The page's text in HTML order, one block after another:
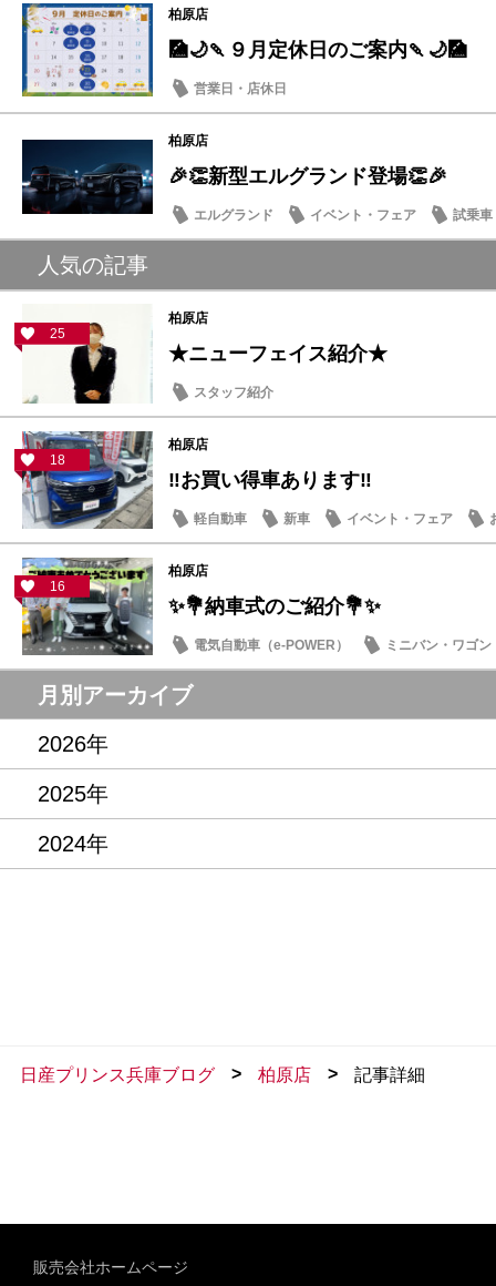
柏原店
🎑🌙🍡９月定休日のご案内🍡🌙🎑
営業日・店休日
柏原店
🎉👏新型エルグランド登場👏🎉
エルグランド イベント・フェア 試乗車
人気の記事
25
柏原店
★ニューフェイス紹介★
スタッフ紹介
18
柏原店
‼お買い得車あります‼
軽自動車 新車 イベント・フェア
16
柏原店
✨💐納車式のご紹介💐✨
電気自動車（e-POWER） ミニバン・ワゴン
月別アーカイブ
2026年
2025年
2024年
日産プリンス兵庫ブログ > 柏原店 > 記事詳細
販売会社ホームページ